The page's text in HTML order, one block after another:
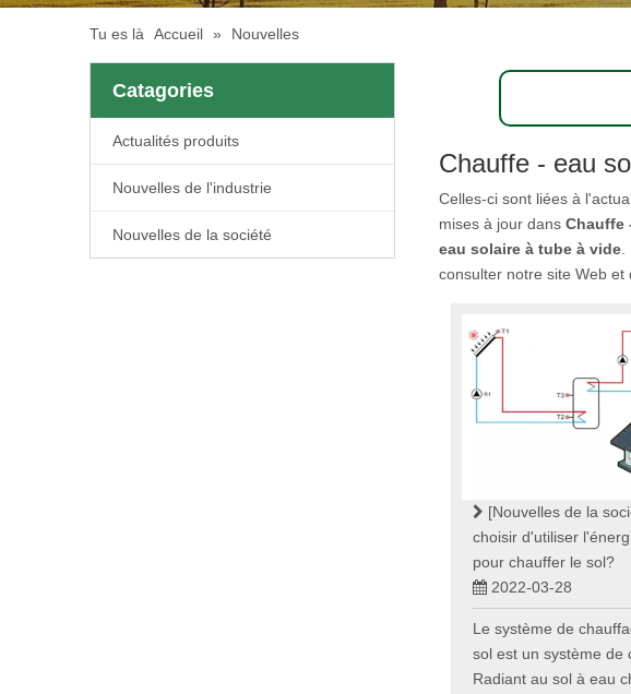
Tu es là Accueil » Nouvelles
Catagories
Actualités produits
Nouvelles de l'industrie
Nouvelles de la société
Chauffe - eau
Celles-ci sont liées à
mises à jour dans Chauffe
eau solaire à tube à vide
consulter notre site Web et
[Nouvelles de la
choisir d'utiliser
pour chauffer le sol?
2022-03-28
Le système de
sol est un système de
Radiant au sol à eau